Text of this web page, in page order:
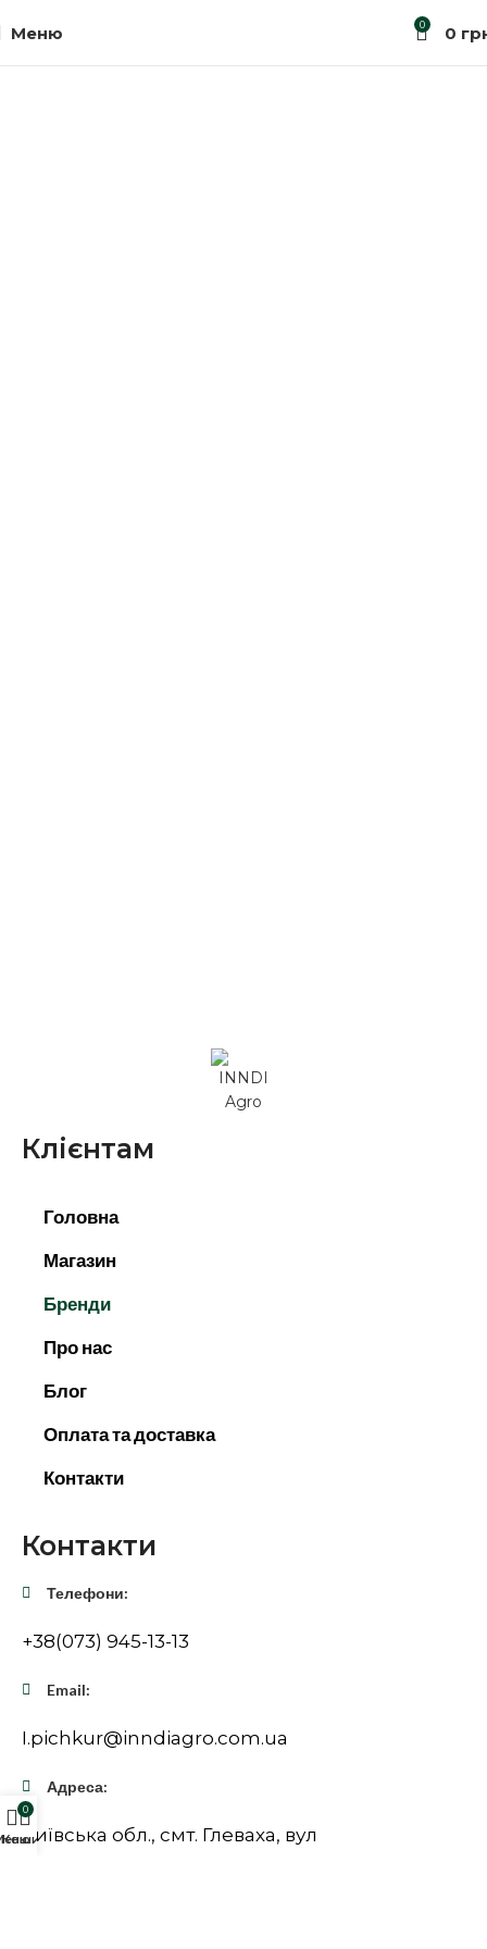
Меню 0 0
Клієнтам
Головна
Магазин
Бренди
Про нас
Блог
Оплата та доставка
Контакти
Контакти
Телефони:
+38(073) 945-13-13
Email:
I.pichkur@inndiagro.com.ua
Адреса:
Київська обл., смт. Глеваха, вул
0
Кошик